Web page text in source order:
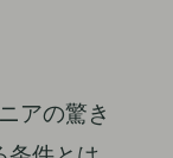
アの驚き